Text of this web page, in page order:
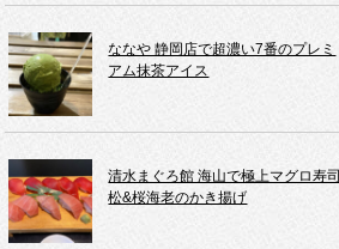
ななや 静岡店で超濃い7番のプレミ
アム抹茶アイス
清水まぐろ館 海山で極上マグロ寿司
松&桜海老のかき揚げ